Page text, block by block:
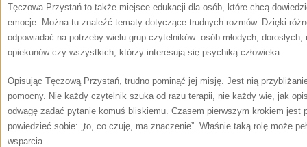
Tęczowa Przystań to także miejsce edukacji dla osób, które chcą
emocje. Można tu znaleźć tematy dotyczące trudnych rozmów. Dzięki
odpowiadać na potrzeby wielu grup czytelników: osób młodych, dorosłych,
opiekunów czy wszystkich, którzy interesują się psychiką człowieka.
Opisując Tęczową Przystań, trudno pominąć jej misję. Jest nią
pomocny. Nie każdy czytelnik szuka od razu terapii, nie każdy wie, jak
odwagę zadać pytanie komuś bliskiemu. Czasem pierwszym krokiem jest
powiedzieć sobie: „to, co czuję, ma znaczenie”. Właśnie taką rolę może
wsparcia.